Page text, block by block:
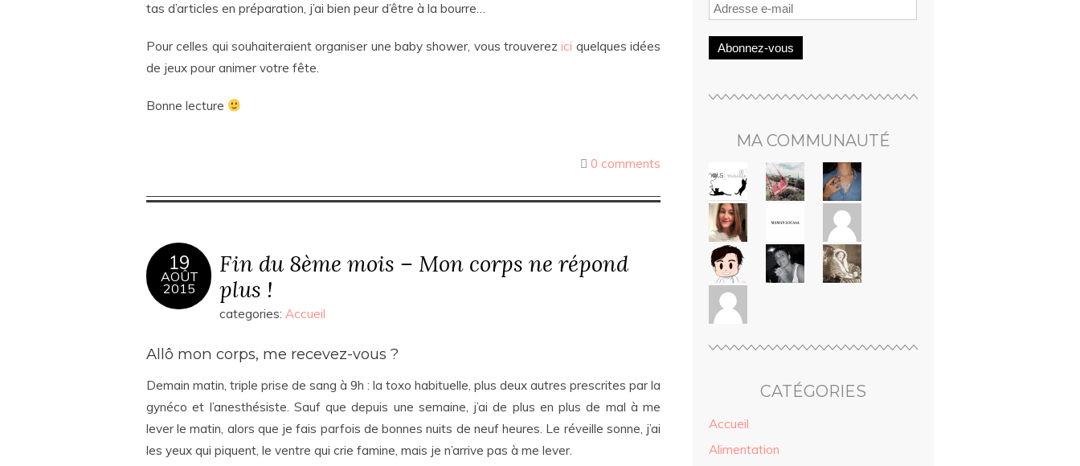
tas d’articles en préparation, j’ai bien peur d’être à la bourre…
Pour celles qui souhaiteraient organiser une baby shower, vous trouverezici quelques idées
de jeux pour animer votre fête.
Bonne lecture
0 comments
19
AOÛT
2015
Fin du 8ème mois – Mon corps ne répond
plus !
categories: Accueil
Allô mon corps, me recevez-vous ?
Demain matin, triple prise de sang à 9h : la toxo habituelle, plus deux autres prescrites par la
gynéco et l’anesthésiste. Sauf que depuis une semaine, j’ai de plus en plus de mal à me
lever le matin, alors que je fais parfois de bonnes nuits de neuf heures. Le réveille sonne, j’ai
les yeux qui piquent, le ventre qui crie famine, mais je n’arrive pas à me lever.
Abonnez-vous
MA COMMUNAUTÉ
CATÉGORIES
Accueil
Alimentation